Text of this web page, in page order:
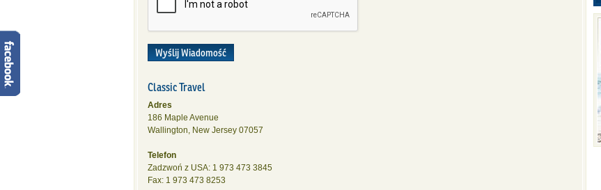
Wyślij Wiadomość
Classic Travel
Adres
186 Maple Avenue
Wallington, New Jersey 07057
Telefon
Zadzwoń z USA: 1 973 473 3845
Fax: 1 973 473 8253